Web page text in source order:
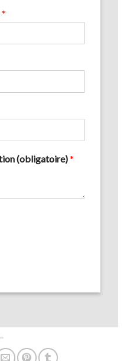
*
(obligatoire)*